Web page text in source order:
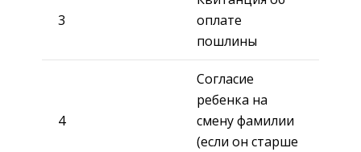
3
оплате
пошлины
4
Согласие
ребенка на
смену фамилии
(если он старше